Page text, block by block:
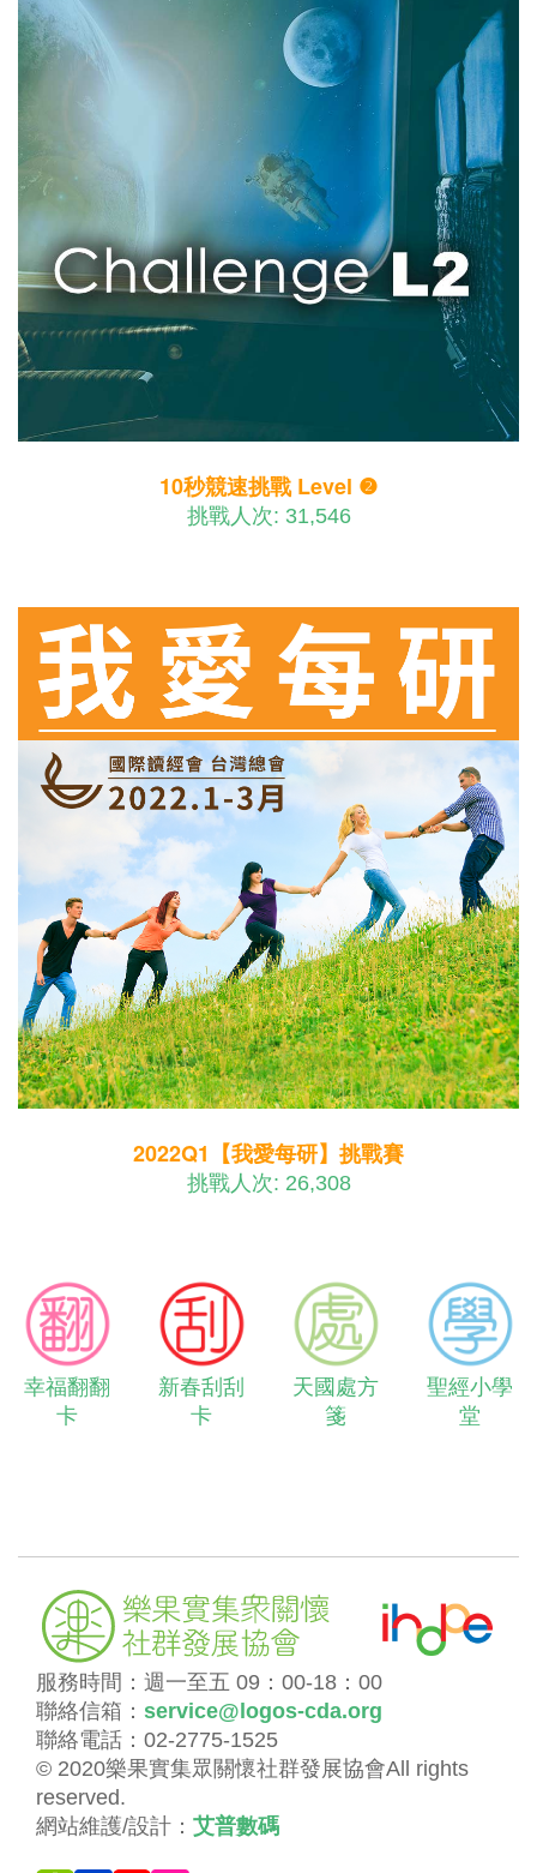
10秒競速挑戰 Level ❷
挑戰人次: 31,546
2022Q1【我愛每研】挑戰賽
挑戰人次: 26,308
幸福翻翻
卡
新春刮刮
卡
天國處方
箋
聖經小學
堂
服務時間：週一至五 09：00-18：00
聯絡信箱： service@logos-cda.org
聯絡電話：02-2775-1525
© 2020樂果實集眾關懷社群發展協會All rights
reserved.
網站維護/設計： 艾普數碼